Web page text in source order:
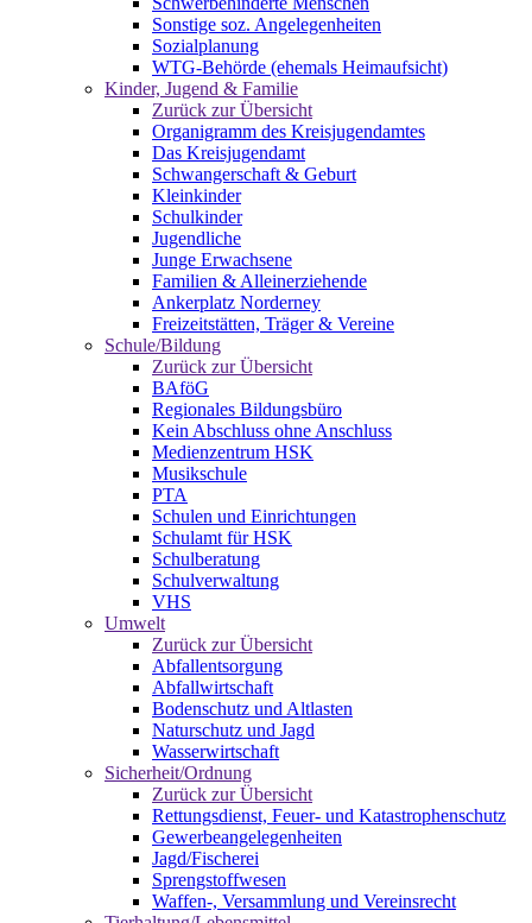
Sonstige soz. Angelegenheiten
Sozialplanung
WTG-Behörde (ehemals Heimaufsicht)
Kinder, Jugend & Familie
Zurück zur Übersicht
Organigramm des Kreisjugendamtes
Das Kreisjugendamt
Schwangerschaft & Geburt
Kleinkinder
Schulkinder
Jugendliche
Junge Erwachsene
Familien & Alleinerziehende
Ankerplatz Norderney
Freizeitstätten, Träger & Vereine
Schule/Bildung
Zurück zur Übersicht
BAföG
Regionales Bildungsbüro
Kein Abschluss ohne Anschluss
Medienzentrum HSK
Musikschule
PTA
Schulen und Einrichtungen
Schulamt für HSK
Schulberatung
Schulverwaltung
VHS
Umwelt
Zurück zur Übersicht
Abfallentsorgung
Abfallwirtschaft
Bodenschutz und Altlasten
Naturschutz und Jagd
Wasserwirtschaft
Sicherheit/Ordnung
Zurück zur Übersicht
Rettungsdienst, Feuer- und Katastrophenschutz
Gewerbeangelegenheiten
Jagd/Fischerei
Sprengstoffwesen
Waffen-, Versammlung und Vereinsrecht